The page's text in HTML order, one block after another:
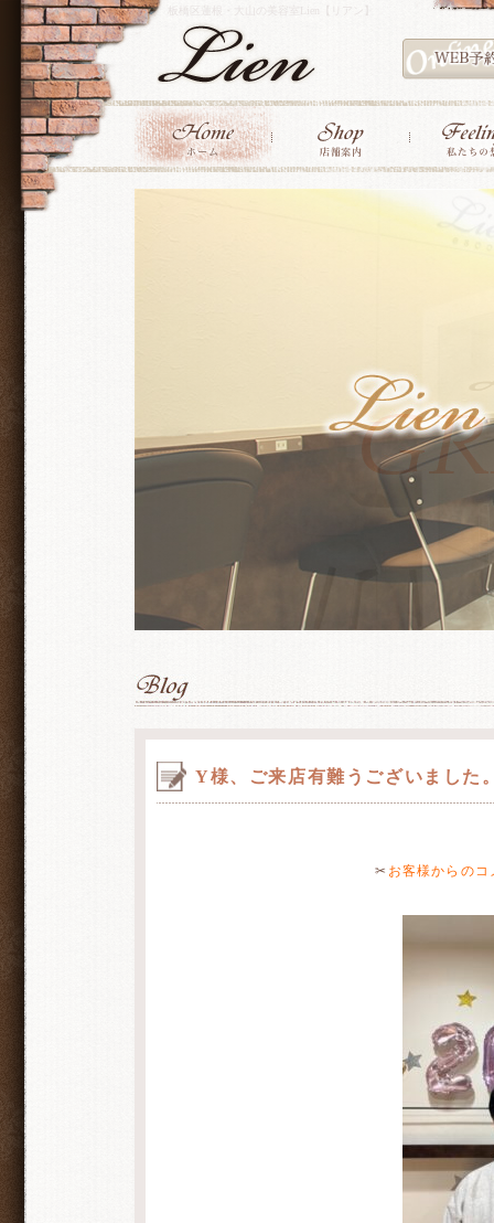
板橋区蓮根・大山の美容室Lien【リアン】
Y様、ご来店有難うございました
✂ お客様からの